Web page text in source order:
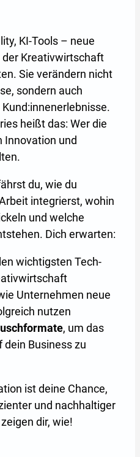
KI-Tools – neue
Kreativwirtschaft
Sie verändern nicht
sondern auch
heißt das: Wer die
Innovation und
du, wie du
integrierst, wohin
und welche
Dich erwarten:
wichtigsten Tech-
Unternehmen neue
nutzen
, um das
dein Business zu
ist deine Chance,
und nachhaltiger
dir, wie!